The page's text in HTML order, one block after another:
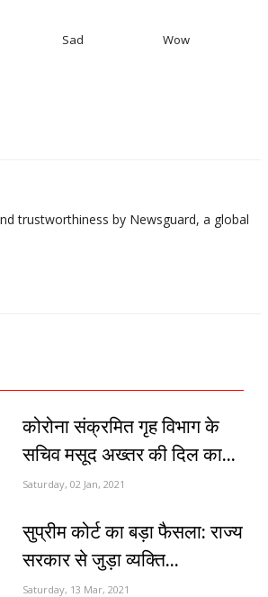
Sad Wow
trustworthiness by Newsguard, a global
कोरोना संक्रमित गृह विभाग के
सचिव मसूद अख्तर की दिल का...
Saturday, 02 Jan, 2021
सुप्रीम कोर्ट का बड़ा फैसला: राज्य
सरकार से जुड़ा व्यक्ति...
Saturday, 13 Mar, 2021